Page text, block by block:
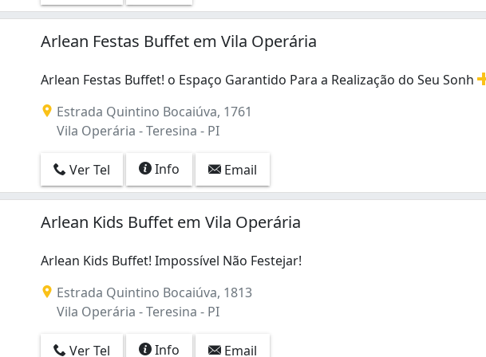
Arlean Festas Buffet em Vila Operária
Arlean Festas Buffet! o Espaço Garantido Para a Realização do Seu Sonh
Estrada Quintino Bocaiúva, 1761
Vila Operária - Teresina - PI
Ver Tel Info Email
Arlean Kids Buffet em Vila Operária
Arlean Kids Buffet! Impossível Não Festejar!
Estrada Quintino Bocaiúva, 1813
Vila Operária - Teresina - PI
Ver Tel Info Email